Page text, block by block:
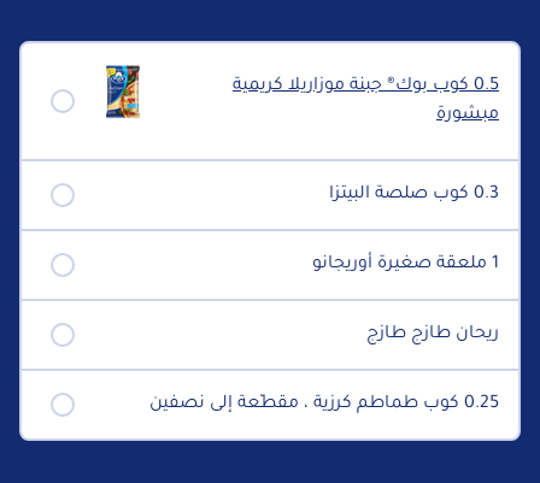
0.5 كوب بوك® جبنة موزاريلا كريمية
مبشورة
0.3 كوب صلصة البيتزا
1 ملعقة صغيرة أوريجانو
ريحان طازج طازج
0.25 كوب طماطم كرزية ، مقطّعة إلى نصفين